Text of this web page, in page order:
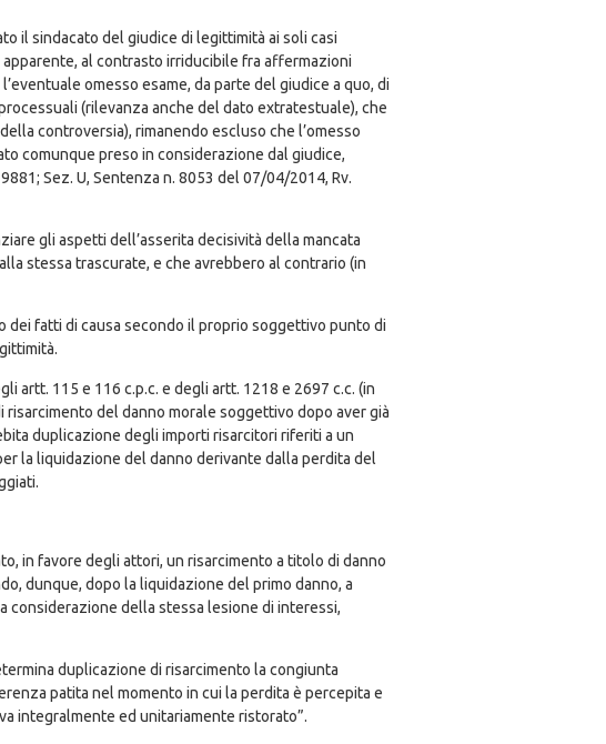
il sindacato del giudice di legittimità ai soli casi
al contrasto irriducibile fra affermazioni
omesso esame, da parte del giudice a quo, di
(rilevanza anche del dato extratestuale), che
controversia), rimanendo escluso che l’omesso
comunque preso in considerazione dal giudice,
Sez. U, Sentenza n. 8053 del 07/04/2014, Rv.
gli aspetti dell’asserita decisività della mancata
stessa trascurate, e che avrebbero al contrario (in
dei fatti di causa secondo il proprio soggettivo punto di
artt. 115 e 116 c.p.c. e degli artt. 1218 e 2697 c.c. (in
del danno morale soggettivo dopo aver già
duplicazione degli importi risarcitori riferiti a un
la liquidazione del danno derivante dalla perdita del
in favore degli attori, un risarcimento a titolo di danno
dunque, dopo la liquidazione del primo danno, a
considerazione della stessa lesione di interessi,
duplicazione di risarcimento la congiunta
patita nel momento in cui la perdita è percepita e
integralmente ed unitariamente ristorato”.